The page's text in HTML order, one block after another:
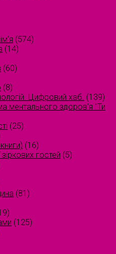
(574)
(14)
(60)
(8)
Цифровий хаб. (139)
ментального здоров'я "Ти
(25)
(16)
гостей (5)
(81)
(125)